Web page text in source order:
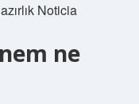
Noticia
ne